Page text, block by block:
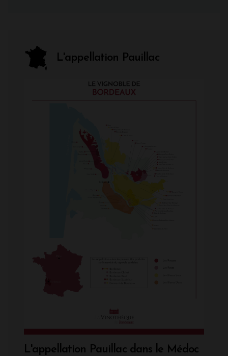
L'appellation Pauillac
L'appellation Pauillac dans le Médoc